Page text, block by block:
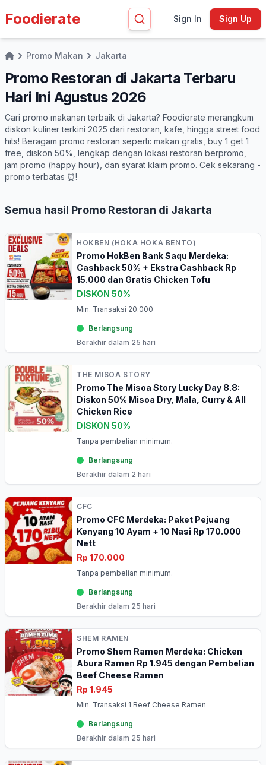
Foodierate Sign In Sign Up
HomePromo Makan Jakarta
Promo Restoran di Jakarta Terbaru
Hari Ini Agustus 2026
Cari promo makanan terbaik di Jakarta? Foodierate merangkum
diskon kuliner terkini 2025 dari restoran, kafe, hingga street food
hits! Beragam promo restoran seperti: makan gratis, buy 1 get 1
free, diskon 50%, lengkap dengan lokasi restoran berpromo,
jam promo (happy hour), dan syarat klaim promo. Cek sekarang -
promo terbatas ⏰!
Semua hasil Promo Restoran di Jakarta
HOKBEN (HOKA HOKA BENTO)
Promo HokBen Bank Saqu Merdeka:
Cashback 50% + Ekstra Cashback Rp
15.000 dan Gratis Chicken Tofu
DISKON 50%
Min. Transaksi 20.000
Berlangsung
Berakhir dalam 25 hari
THE MISOA STORY
Promo The Misoa Story Lucky Day 8.8:
Diskon 50% Misoa Dry, Mala, Curry & All
Chicken Rice
DISKON 50%
Tanpa pembelian minimum.
Berlangsung
Berakhir dalam 2 hari
CFC
Promo CFC Merdeka: Paket Pejuang
Kenyang 10 Ayam + 10 Nasi Rp 170.000
Nett
Rp 170.000
Tanpa pembelian minimum.
Berlangsung
Berakhir dalam 25 hari
SHEM RAMEN
Promo Shem Ramen Merdeka: Chicken
Abura Ramen Rp 1.945 dengan Pembelian
Beef Cheese Ramen
Rp 1.945
Min. Transaksi 1 Beef Cheese Ramen
Berlangsung
Berakhir dalam 25 hari